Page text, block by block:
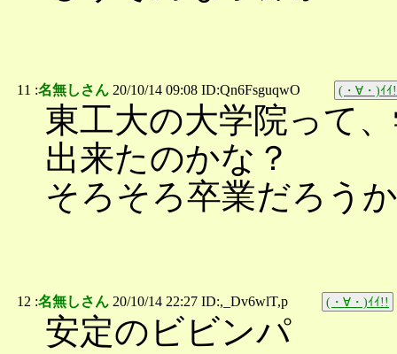
11 :名無しさん 20/10/14 09:08 ID:Qn6FsguqwO (・∀・)ｲｲ
東工大の大学院って
出来たのかな？
そろそろ卒業だろう
12 :名無しさん 20/10/14 22:27 ID:,_Dv6wlT,p (・∀・)ｲｲ!!
安定のビビンパ